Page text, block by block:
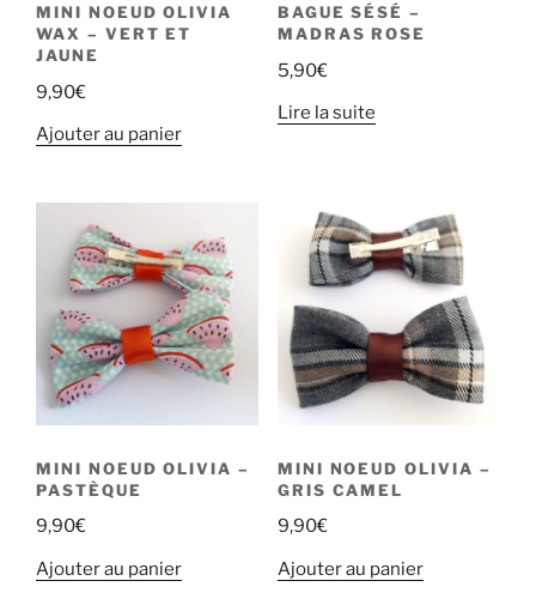
MINI NOEUD OLIVIA
WAX – VERT ET
JAUNE
9,90€
Ajouter au panier
BAGUE SÉSÉ –
MADRAS ROSE
5,90€
Lire la suite
MINI NOEUD OLIVIA –
PASTÈQUE
9,90€
Ajouter au panier
MINI NOEUD OLIVIA –
GRIS CAMEL
9,90€
Ajouter au panier